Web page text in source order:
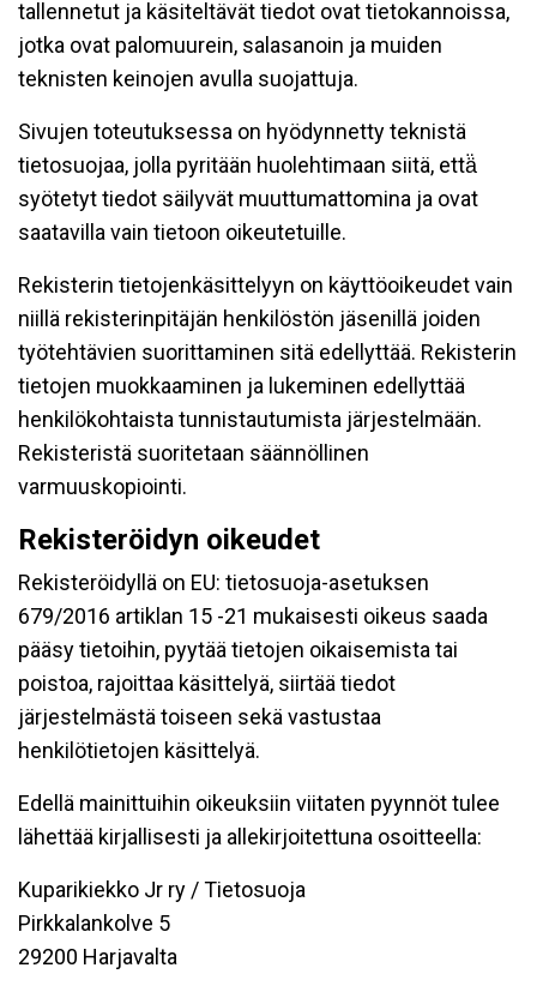
tallennetut ja käsiteltävät tiedot ovat tietokannoissa,
jotka ovat palomuurein, salasanoin ja muiden
teknisten keinojen avulla suojattuja.
Sivujen toteutuksessa on hyödynnetty teknistä
tietosuojaa, jolla pyritään huolehtimaan siitä, että̈
syötetyt tiedot säilyvät muuttumattomina ja ovat
saatavilla vain tietoon oikeutetuille.
Rekisterin tietojenkäsittelyyn on käyttöoikeudet vain
niillä rekisterinpitäjän henkilöstön jäsenillä joiden
työtehtävien suorittaminen sitä edellyttää. Rekisterin
tietojen muokkaaminen ja lukeminen edellyttää
henkilökohtaista tunnistautumista järjestelmään.
Rekisteristä suoritetaan säännöllinen
varmuuskopiointi.
Rekisteröidyn oikeudet
Rekisteröidyllä on EU: tietosuoja-asetuksen
679/2016 artiklan 15 -21 mukaisesti oikeus saada
pääsy tietoihin, pyytää tietojen oikaisemista tai
poistoa, rajoittaa käsittelyä, siirtää tiedot
järjestelmästä toiseen sekä vastustaa
henkilötietojen käsittelyä.
Edellä mainittuihin oikeuksiin viitaten pyynnöt tulee
lähettää kirjallisesti ja allekirjoitettuna osoitteella:
Kuparikiekko Jr ry / Tietosuoja
Pirkkalankolve 5
29200 Harjavalta